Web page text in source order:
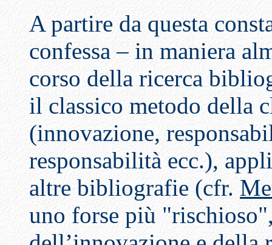
A partire da questa
confessa – in maniera
corso della ricerca
il classico metodo della
(innovazione,
responsabilità ecc.),
altre bibliografie (cfr.
uno forse più